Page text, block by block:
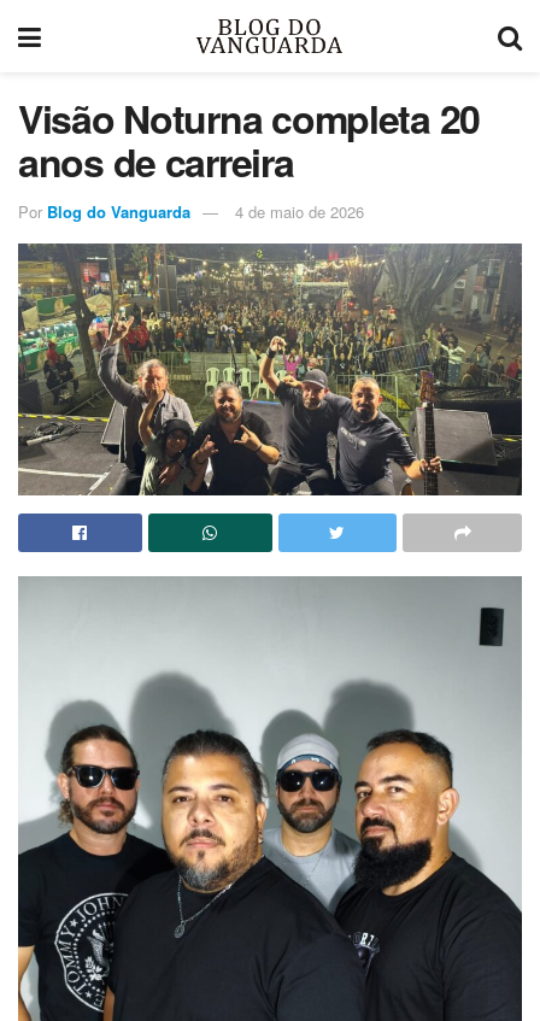
Visão Noturna completa 20
anos de carreira
Por Blog do Vanguarda 4 de maio de 2026